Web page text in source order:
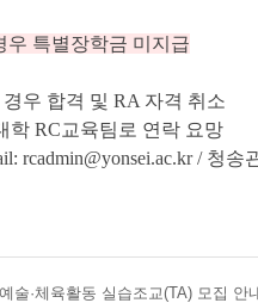
우 특별장학금 미지급
우 합격 및 RA 자격 취소
학 RC교육팀로 연락 요망
rcadmin@yonsei.ac.kr / 청송
술·체육활동 실습조교(TA) 모집 안